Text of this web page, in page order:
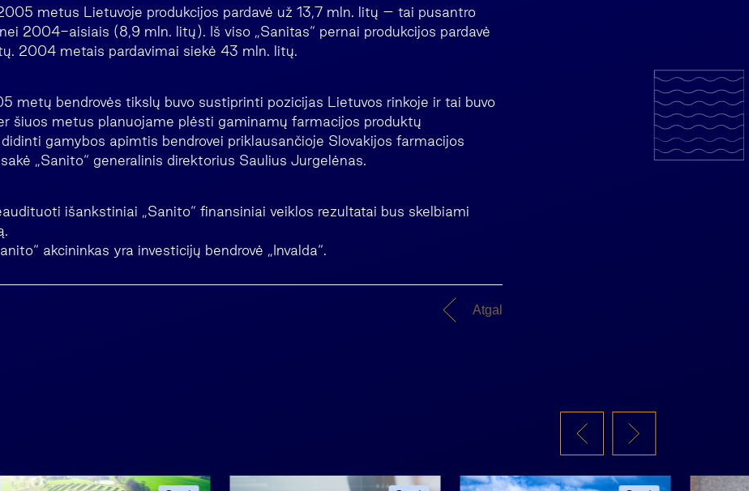
metus Lietuvoje produkcijos pardavė už 13,7 mln. litų – tai pusantro
2004-aisiais (8,9 mln. litų). Iš viso „Sanitas“ pernai produkcijos pardavė
2004 metais pardavimai siekė 43 mln. litų.
metų bendrovės tikslų buvo sustiprinti pozicijas Lietuvos rinkoje ir tai buvo
šiuos metus planuojame plėsti gaminamų farmacijos produktų
gamybos apimtis bendrovei priklausančioje Slovakijos farmacijos
„Sanito“ generalinis direktorius Saulius Jurgelėnas.
išankstiniai „Sanito“ finansiniai veiklos rezultatai bus skelbiami
akcininkas yra investicijų bendrovė „Invalda“.
Atgal